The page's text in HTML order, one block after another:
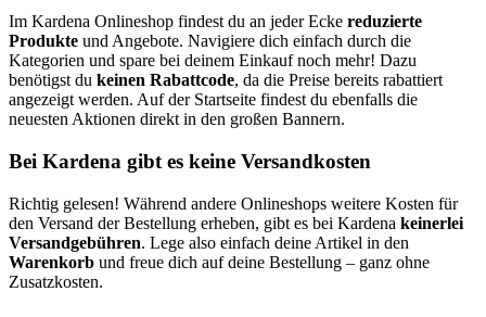
Im Kardena Onlineshop findest du an jeder Ecke reduzierte
Produkte und Angebote. Navigiere dich einfach durch die
Kategorien und spare bei deinem Einkauf noch mehr! Dazu
benötigst du keinen Rabattcode, da die Preise bereits rabattiert
angezeigt werden. Auf der Startseite findest du ebenfalls die
neuesten Aktionen direkt in den großen Bannern.
Bei Kardena gibt es keine Versandkosten
Richtig gelesen! Während andere Onlineshops weitere Kosten für
den Versand der Bestellung erheben, gibt es bei Kardena keinerlei
Versandgebühren. Lege also einfach deine Artikel in den
Warenkorb und freue dich auf deine Bestellung – ganz ohne
Zusatzkosten.